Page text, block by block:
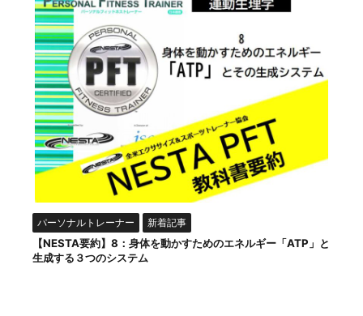
パーソナルトレーナー 新着記事
【NESTA要約】8：身体を動かすためのエネルギー「ATP」と
生成する３つのシステム